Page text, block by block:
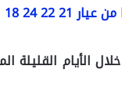
22 24 18
الأيام القليلة